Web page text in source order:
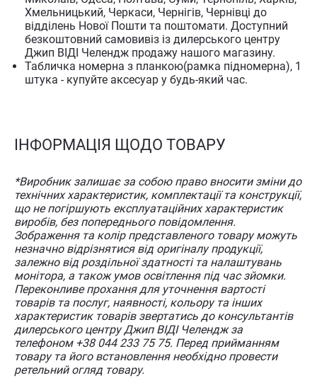
Хмельницький, Черкаси, Чернігів, Чернівці до
відділень Нової Пошти та поштомати. Доступний
безкоштовний самовивіз із дилерського центру
Джип ВІДІ Челендж продажу нашого магазину.
Табличка номерна з планкою(рамка підномерна), 1
штука - купуйте аксесуар у будь-який час.
ІНФОРМАЦІЯ ЩОДО ТОВАРУ
*Виробник залишає за собою право вносити зміни до
технічних характеристик, комплектації та конструкції,
що не погіршують експлуатаційних характеристик
виробів, без попереднього повідомлення.
Зображення та колір представленого товару можуть
незначно відрізнятися від оригіналу продукції,
залежно від роздільної здатності та налаштувань
монітора, а також умов освітлення під час зйомки.
Переконливе прохання для уточнення вартості
товарів та послуг, наявності, кольору та інших
характеристик товарів звертатись до консультантів
дилерського центру Джип ВІДІ Челендж за
телефоном +38 044 233 75 75. Перед прийманням
товару та його встановлення необхідно провести
ретельний огляд товару.